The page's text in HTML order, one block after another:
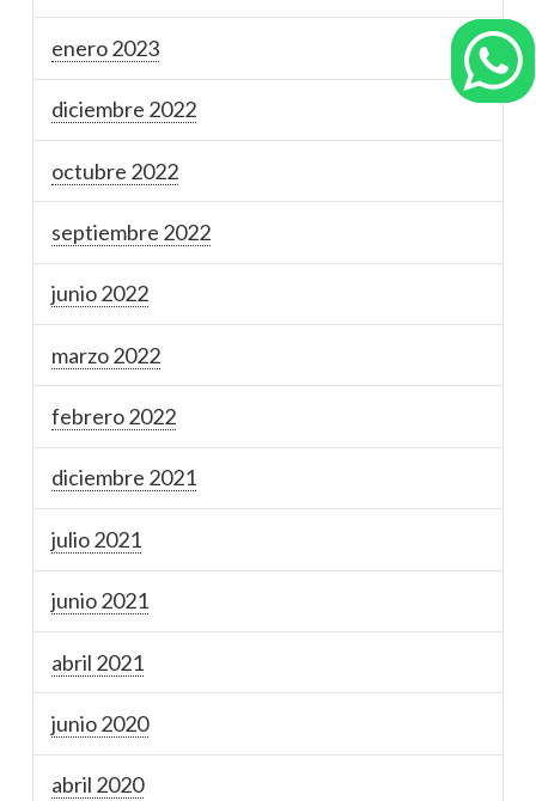
enero 2023
diciembre 2022
octubre 2022
septiembre 2022
junio 2022
marzo 2022
febrero 2022
diciembre 2021
julio 2021
junio 2021
abril 2021
junio 2020
abril 2020